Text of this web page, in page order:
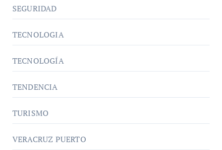
SEGURIDAD
TECNOLOGIA
TECNOLOGÍA
TENDENCIA
TURISMO
VERACRUZ PUERTO